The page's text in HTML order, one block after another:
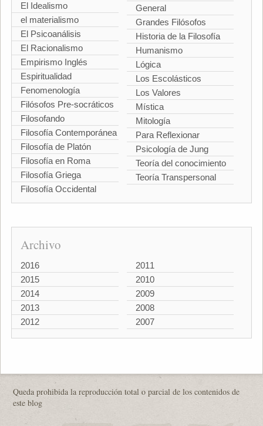
El Idealismo
el materialismo
El Psicoanálisis
El Racionalismo
Empirismo Inglés
Espiritualidad
Fenomenología
Filósofos Pre-socráticos
Filosofando
Filosofía Contemporánea
Filosofía de Platón
Filosofía en Roma
Filosofía Griega
Filosofía Occidental
General
Grandes Filósofos
Historia de la Filosofía
Humanismo
Lógica
Los Escolásticos
Los Valores
Mística
Mitología
Para Reflexionar
Psicología de Jung
Teoría del conocimiento
Teoría Transpersonal
Archivo
2016
2015
2014
2013
2012
2011
2010
2009
2008
2007
Queda prohibida la reproducción total o parcial de los contenidos de
este blog